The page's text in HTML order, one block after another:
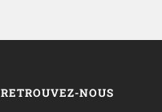
RETROUVEZ-NOUS